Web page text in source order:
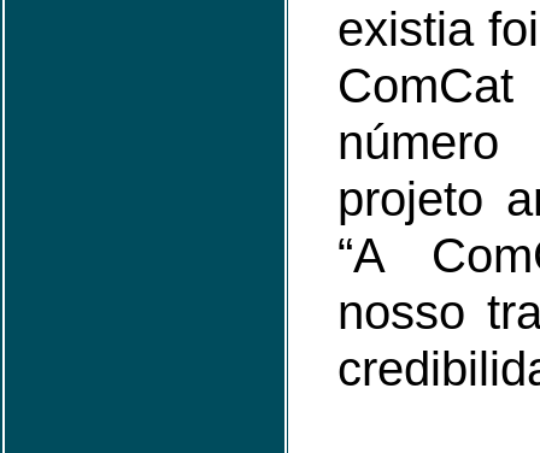
existia
projeto
“A
nosso